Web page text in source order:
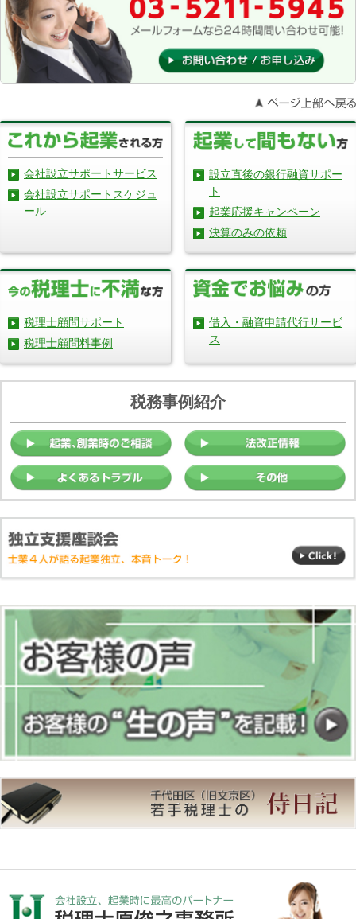
会社設立サポートサービス
会社設立サポートスケジュ
ール
設立直後の銀行融資サポー
ト
起業応援キャンペーン
決算のみの依頼
税理士顧問サポート
税理士顧問料事例
借入・融資申請代行サービ
ス
税務事例紹介